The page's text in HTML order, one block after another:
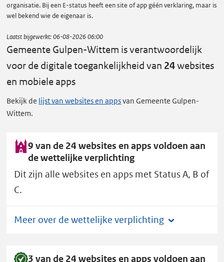
organisatie. Bij een E-status heeft een site of app géén verklaring, maar is
wel bekend wie de eigenaar is.
Laatst bijgewerkt:06-08-2026 06:00
Gemeente Gulpen-Wittem is verantwoordelijk
voor de digitale toegankelijkheid van 24websites
en mobiele apps
Bekijk de lijst van websites en appsvan Gemeente Gulpen-
Wittem.
9 van de 24 websites en apps voldoen aan
de wettelijke verplichting
Dit zijn alle websites en apps met Status A, B of
C.
Meer over de wettelijke verplichting
3 van de 24 websites en apps voldoen aan